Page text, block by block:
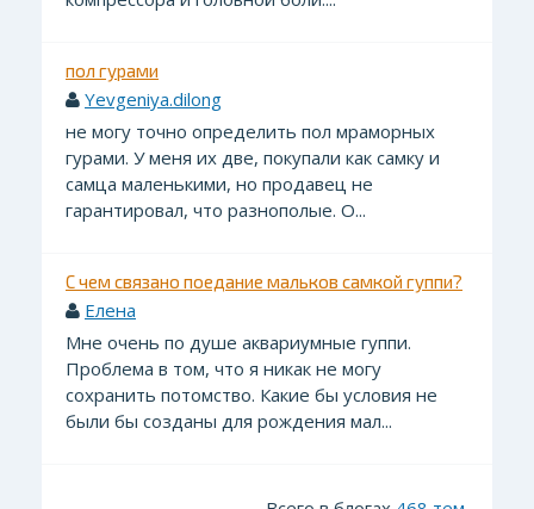
пол гурами
Yevgeniya.dilong
не могу точно определить пол мраморных
гурами. У меня их две, покупали как самку и
самца маленькими, но продавец не
гарантировал, что разнополые. О...
С чем связано поедание мальков самкой гуппи?
Елена
Мне очень по душе аквариумные гуппи.
Проблема в том, что я никак не могу
сохранить потомство. Какие бы условия не
были бы созданы для рождения мал...